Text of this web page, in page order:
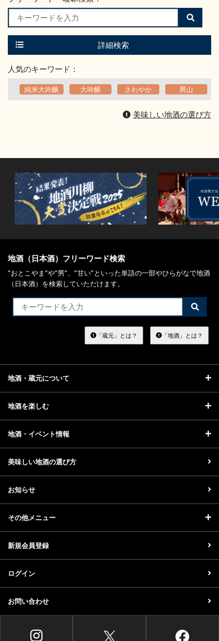
検
索
す
詳細検索
人気のキーワード：
純米大吟醸 大吟醸 さわやか 男山
美味しい地酒の選び方
地酒（日本酒）フリーワード検索
“おとこやま”や“男”、”甘い”といった単語の一部やひらがなで地酒
（日本酒）を検索していただけます。
検
索
る
「蔵元」とは？ 「地酒」とは？
地酒・蔵元について
地酒を楽しむ
地酒・イベント情報
美味しい地酒の選び方
お知らせ
その他メニュー
新規会員登録
ログイン
お問い合わせ